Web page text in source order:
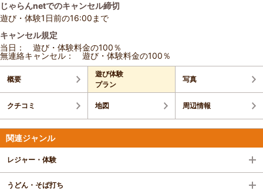
じゃらんnetでのキャンセル締切
遊び・体験1日前の16:00まで
キャンセル規定
当日： 遊び・体験料金の100％
無連絡キャンセル： 遊び・体験料金の100％
概要
遊び体験
プラン
写真
クチコミ 地図 周辺情報
関連ジャンル
レジャー・体験
うどん・そば打ち